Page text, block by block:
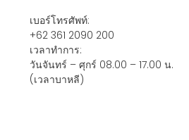
เบอร์โทรศัพท์:
+62 361 2090 200
เวลาทำการ:
วันจันทร์ – ศุกร์ 08.00 – 17.00 น.
(เวลาบาหลี)